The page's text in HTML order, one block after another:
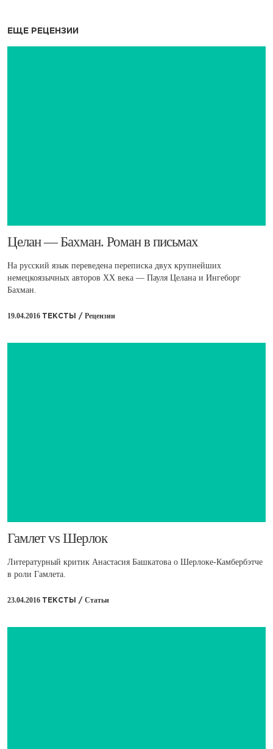
ЕЩЕ РЕЦЕНЗИИ
Целан — Бахман. Роман в письмах
На русский язык переведена переписка двух крупнейших
немецкоязычных авторов ХХ века — Пауля Целана и Ингеборг
Бахман.
19.04.2016 ТЕКСТЫ / Рецензии
​Гамлет vs Шерлок
Литературный критик Анастасия Башкатова о Шерлоке-Камбербэтче
в роли Гамлета.
23.04.2016 ТЕКСТЫ / Статьи